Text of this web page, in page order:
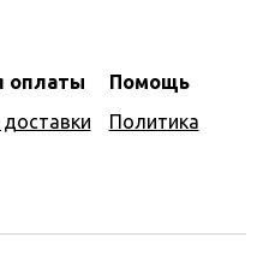
оплаты
Помощь
Политика